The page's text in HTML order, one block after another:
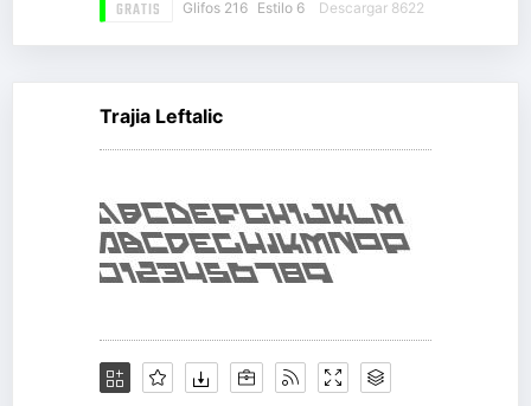
GRATIS Glifos 216 Estilo 6 Descargar 8622
Trajia Leftalic